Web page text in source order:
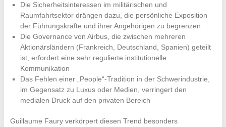
Die Sicherheitsinteressen im militärischen und
Raumfahrtsektor drängen dazu, die persönliche Exposition
der Führungskräfte und ihrer Angehörigen zu begrenzen
Die Governance von Airbus, die zwischen mehreren
Aktionärsländern (Frankreich, Deutschland, Spanien) geteilt
ist, erfordert eine sehr regulierte institutionelle
Kommunikation
Das Fehlen einer „People“-Tradition in der Schwerindustrie,
im Gegensatz zu Luxus oder Medien, verringert den
medialen Druck auf den privaten Bereich
Guillaume Faury verkörpert diesen Trend besonders